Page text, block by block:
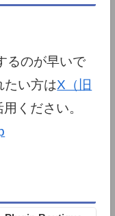
るのが早いで
たい方はX（旧
ください。